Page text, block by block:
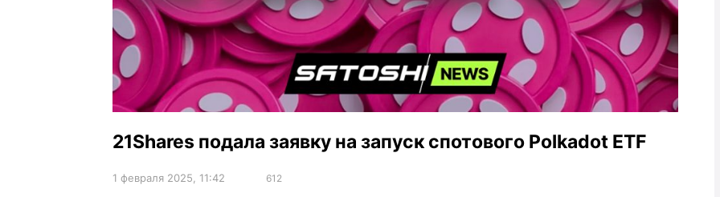
21Shares подала заявку на запуск спотового Polkadot ETF
1 февраля 2025, 11:42 612